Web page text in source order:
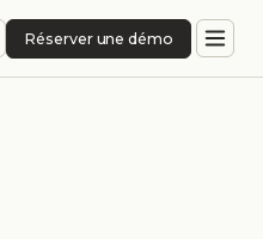
Réserver une démo